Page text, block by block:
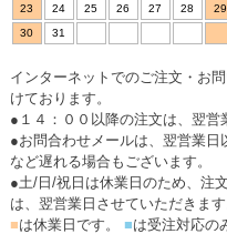
23
24 25 26 27 28
29
30
31
インターネットでのご注文・お
けております。
●１４：００以降の注文は、翌営
●お問合わせメールは、翌営業
など遅れる場合もございます。
●土/日/祝日は休業日のため、注
は、翌営業日させていただきます
■は休業日です。 ■は受注対応の